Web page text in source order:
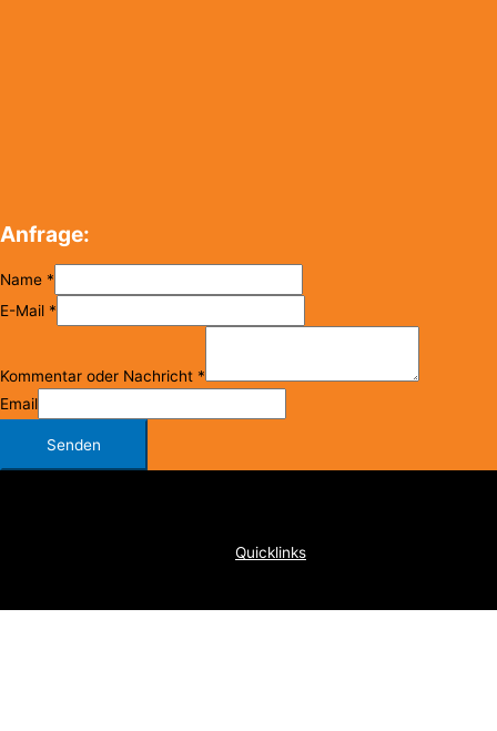
Anfrage:
Name *
E-Mail *
Kommentar oder Nachricht *
Email
Senden
Quicklinks